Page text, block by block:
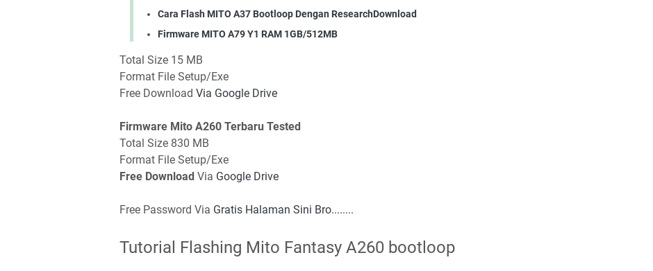
Cara Flash MITO A37 Bootloop Dengan ResearchDownload
Firmware MITO A79 Y1 RAM 1GB/512MB
Total Size 15 MB
Format File Setup/Exe
Free Download Via Google Drive
Firmware Mito A260 Terbaru Tested
Total Size 830 MB
Format File Setup/Exe
Free Download Via Google Drive
Free Password Via Gratis Halaman Sini Bro........
Tutorial Flashing Mito Fantasy A260 bootloop